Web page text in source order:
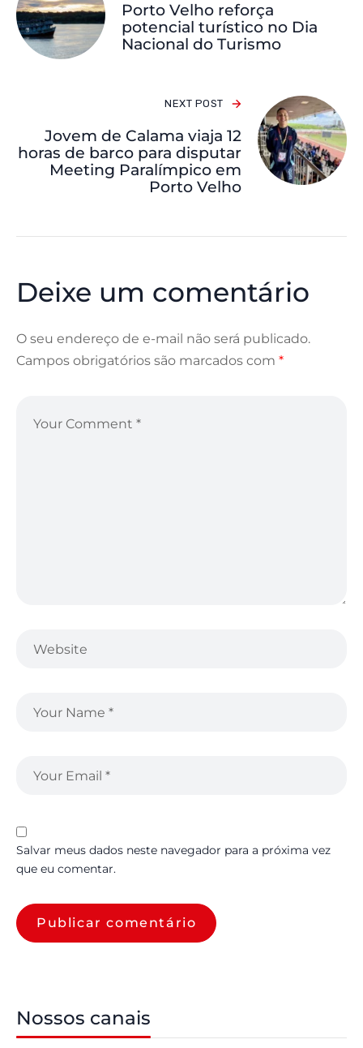
Porto Velho reforça
potencial turístico no Dia
Nacional do Turismo
NEXT POST
Jovem de Calama viaja 12
horas de barco para disputar
Meeting Paralímpico em
Porto Velho
Deixe um comentário
O seu endereço de e-mail não será publicado.
Campos obrigatórios são marcados com *
Salvar meus dados neste navegador para a próxima vez
que eu comentar.
Nossos canais